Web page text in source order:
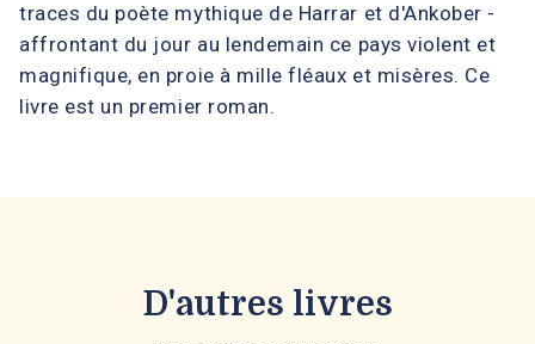
traces du poète mythique de Harrar et d'Ankober -
affrontant du jour au lendemain ce pays violent et
magnifique, en proie à mille fléaux et misères. Ce
livre est un premier roman.
D'autres livres